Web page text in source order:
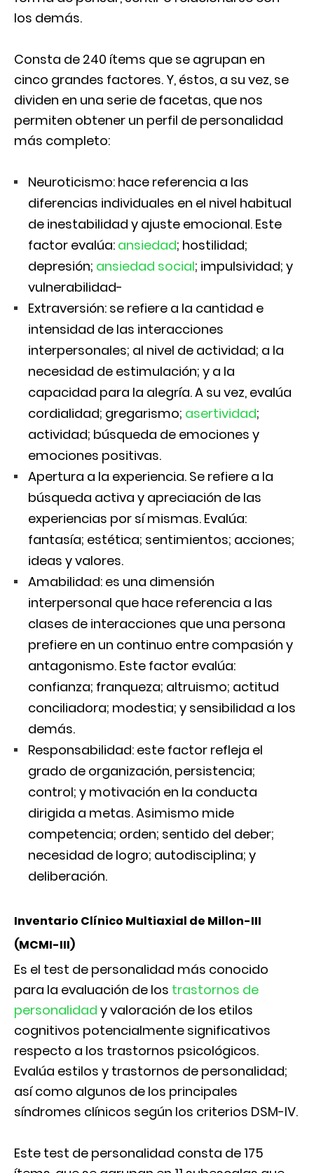
los demás.
Consta de 240 ítems que se agrupan en
cinco grandes factores. Y, éstos, a su vez, se
dividen en una serie de facetas, que nos
permiten obtener un perfil de personalidad
más completo:
Neuroticismo: hace referencia a las
diferencias individuales en el nivel habitual
de inestabilidad y ajuste emocional. Este
factor evalúa: ansiedad; hostilidad;
depresión; ansiedad social; impulsividad; y
vulnerabilidad-
Extraversión: se refiere a la cantidad e
intensidad de las interacciones
interpersonales; al nivel de actividad; a la
necesidad de estimulación; y a la
capacidad para la alegría. A su vez, evalúa
cordialidad; gregarismo; asertividad;
actividad; búsqueda de emociones y
emociones positivas.
Apertura a la experiencia. Se refiere a la
búsqueda activa y apreciación de las
experiencias por sí mismas. Evalúa:
fantasía; estética; sentimientos; acciones;
ideas y valores.
Amabilidad: es una dimensión
interpersonal que hace referencia a las
clases de interacciones que una persona
prefiere en un continuo entre compasión y
antagonismo. Este factor evalúa:
confianza; franqueza; altruismo; actitud
conciliadora; modestia; y sensibilidad a los
demás.
Responsabilidad: este factor refleja el
grado de organización, persistencia;
control; y motivación en la conducta
dirigida a metas. Asimismo mide
competencia; orden; sentido del deber;
necesidad de logro; autodisciplina; y
deliberación.
Inventario Clínico Multiaxial de Millon-III
(MCMI-III)
Es el test de personalidad más conocido
para la evaluación de los trastornos de
personalidad y valoración de los etilos
cognitivos potencialmente significativos
respecto a los trastornos psicológicos.
Evalúa estilos y trastornos de personalidad;
así como algunos de los principales
síndromes clínicos según los criterios DSM-IV.
Este test de personalidad consta de 175